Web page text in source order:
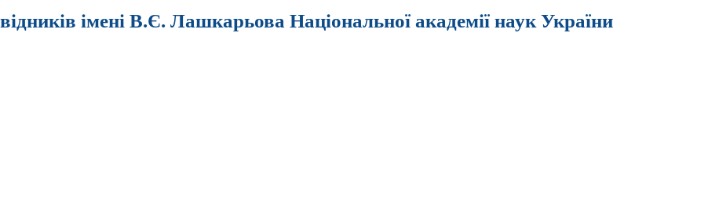
імені В.Є. Лашкарьова Національної академії наук України